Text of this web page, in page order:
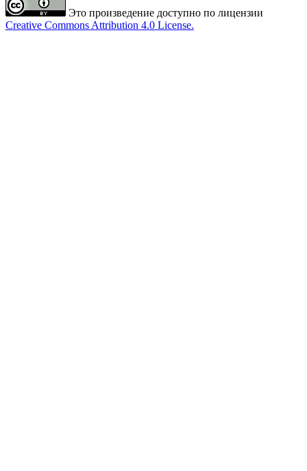
Это произведение доступно по лицензии
Creative Commons Attribution 4.0 License.